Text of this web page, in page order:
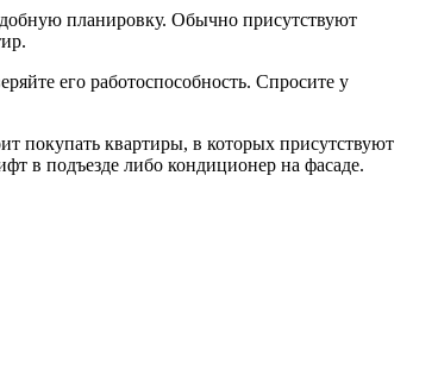
планировку. Обычно присутствуют
его работоспособность. Спросите у
покупать квартиры, в которых присутствуют
в подъезде либо кондиционер на фасаде.